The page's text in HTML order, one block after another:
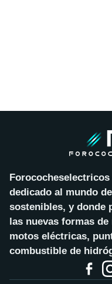
dedicado al mundo
sostenibles, y donde
las nuevas formas
motos eléctricas,
combustible de